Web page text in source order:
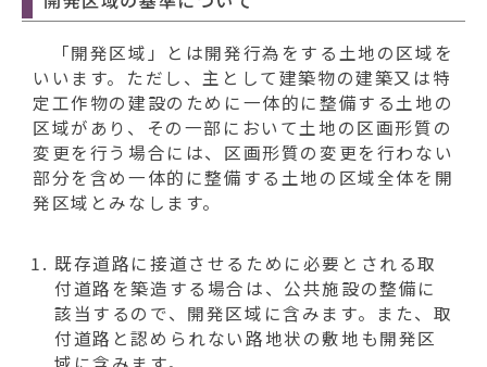
「開発区域」とは開発行為をする土地の区域を
いいます。ただし、主として建築物の建築又は特
定工作物の建設のために一体的に整備する土地の
区域があり、その一部において土地の区画形質の
変更を行う場合には、区画形質の変更を行わない
部分を含め一体的に整備する土地の区域全体を開
発区域とみなします。
既存道路に接道させるために必要とされる取
付道路を築造する場合は、公共施設の整備に
該当するので、開発区域に含みます。また、取
付道路と認められない路地状の敷地も開発区